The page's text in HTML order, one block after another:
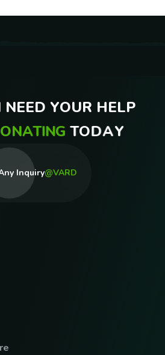
NEED YOUR HELP
ONATING TODAY
Inquiry@VARD